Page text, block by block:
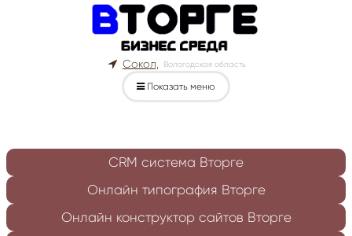
Сокол, Вологодская область
Показать меню
CRM система Вторге
Онлайн типография Вторге
Онлайн конструктор сайтов Вторге